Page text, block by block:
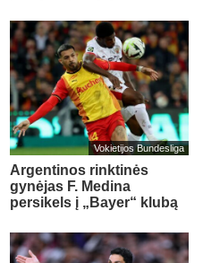
Vokietijos Bundesliga
Argentinos rinktinės
gynėjas F. Medina
persikels į „Bayer“ klubą